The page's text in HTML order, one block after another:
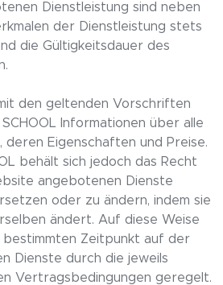
Dienstleistung sind neben
der Dienstleistung stets
die Gültigkeitsdauer des
den geltenden Vorschriften
Informationen über alle
deren Eigenschaften und Preise.
behält sich jedoch das Recht
angebotenen Dienste
oder zu ändern, indem sie
ändert. Auf diese Weise
bestimmten Zeitpunkt auf der
Dienste durch die jeweils
Vertragsbedingungen geregelt.